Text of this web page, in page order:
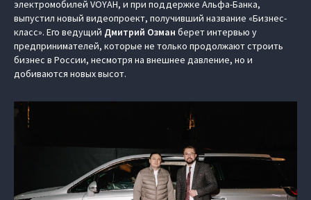
электромобилей VOYAH, и при поддержке Альфа-Банка,
выпустил новый видеопроект, получивший название «Бизнес-
класс». Его ведущий Дмитрий Озман берет интервью у
предпринимателей, которые не только продолжают строить
бизнес в России, несмотря на внешнее давление, но и
добиваются новых высот.